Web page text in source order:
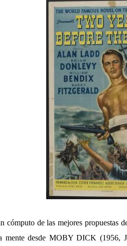
cómputo de las mejores propuestas
mente desde MOBY DICK (1956,